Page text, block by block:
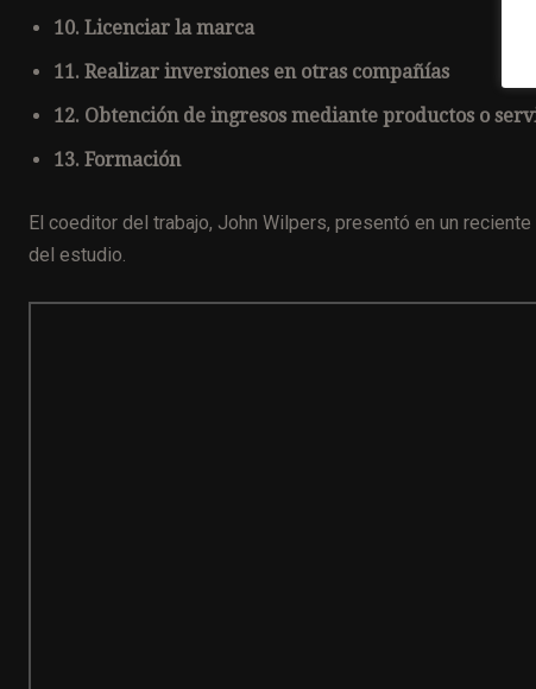
10. Licenciar la marca
11. Realizar inversiones en otras compañías
12. Obtención de ingresos mediante productos o
13. Formación
El coeditor del trabajo, John Wilpers, presentó en un
del estudio.